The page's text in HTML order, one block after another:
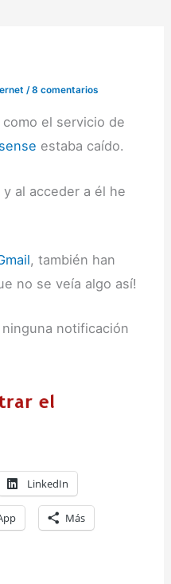
/8 comentarios
el servicio de
estaba caído.
al acceder a él he
, también han
no se veía algo así!
notificación
LinkedIn
Más